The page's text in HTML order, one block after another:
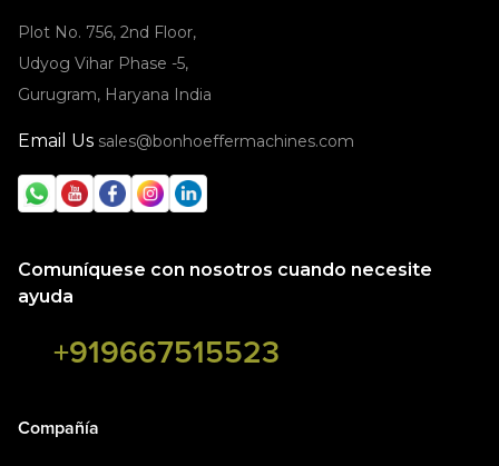
Plot No. 756, 2nd Floor,
Udyog Vihar Phase -5,
Gurugram, Haryana India
Email Us sales@bonhoeffermachines.com
Comuníquese con nosotros cuando necesite
ayuda
+919667515523
Compañía